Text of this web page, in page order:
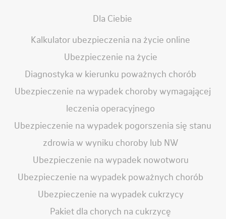
Dla Ciebie
Kalkulator ubezpieczenia na życie online
Ubezpieczenie na życie
Diagnostyka w kierunku poważnych chorób
Ubezpieczenie na wypadek choroby wymagającej
leczenia operacyjnego
Ubezpieczenie na wypadek pogorszenia się stanu
zdrowia w wyniku choroby lub NW
Ubezpieczenie na wypadek nowotworu
Ubezpieczenie na wypadek poważnych chorób
Ubezpieczenie na wypadek cukrzycy
Pakiet dla chorych na cukrzycę